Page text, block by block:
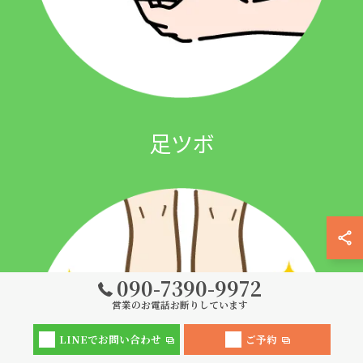
足ツボ
090-7390-9972
営業のお電話お断りしています
LINEでお問い合わせ ご予約